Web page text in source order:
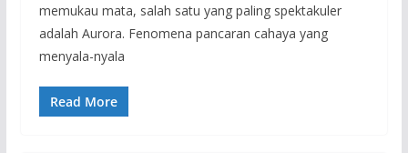
memukau mata, salah satu yang paling spektakuler
adalah Aurora. Fenomena pancaran cahaya yang
menyala-nyala
Read More